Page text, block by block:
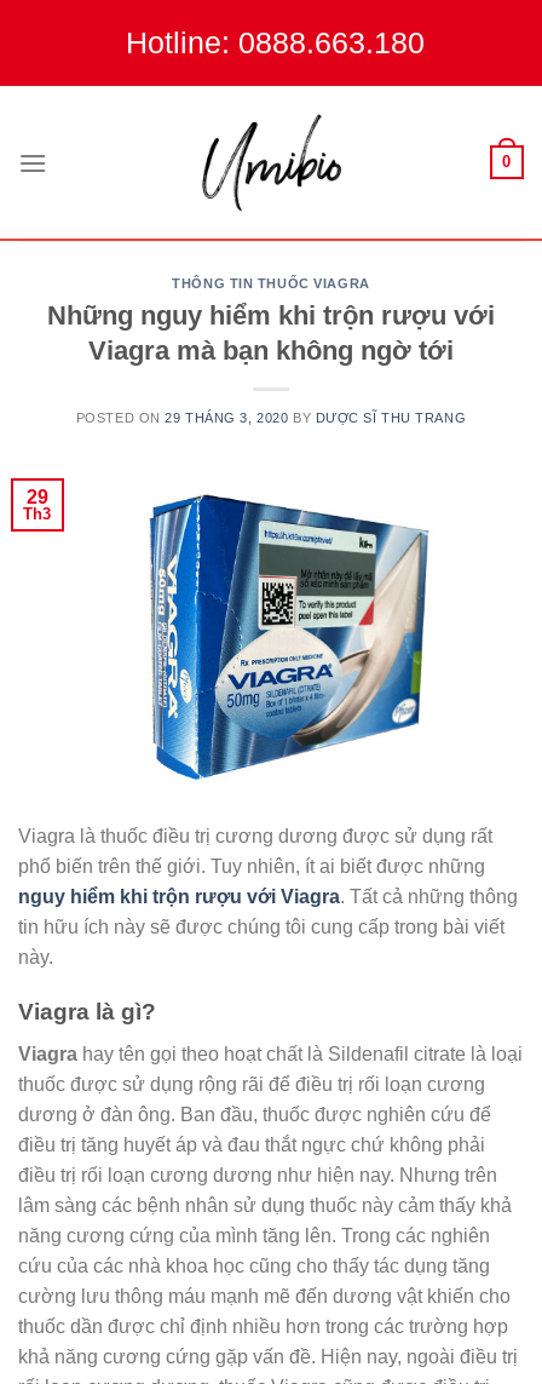
Hotline: 0888.663.180
0
THÔNG TIN THUỐC VIAGRA
Những nguy hiểm khi trộn rượu với
Viagra mà bạn không ngờ tới
POSTED ON29 THÁNG 3, 2020 BY DƯỢC SĨ THU TRANG
29
Th3
Viagra là thuốc điều trị cương dương được sử dụng rất
phổ biến trên thế giới. Tuy nhiên, ít ai biết được những
nguy hiểm khi trộn rượu với Viagra. Tất cả những thông
tin hữu ích này sẽ được chúng tôi cung cấp trong bài viết
này.
Viagra là gì?
Viagra hay tên gọi theo hoạt chất là Sildenafil citrate là loại
thuốc được sử dụng rộng rãi để điều trị rối loạn cương
dương ở đàn ông. Ban đầu, thuốc được nghiên cứu để
điều trị tăng huyết áp và đau thắt ngực chứ không phải
điều trị rối loạn cương dương như hiện nay. Nhưng trên
lâm sàng các bệnh nhân sử dụng thuốc này cảm thấy khả
năng cương cứng của mình tăng lên. Trong các nghiên
cứu của các nhà khoa học cũng cho thấy tác dụng tăng
cường lưu thông máu mạnh mẽ đến dương vật khiến cho
thuốc dần được chỉ định nhiều hơn trong các trường hợp
khả năng cương cứng gặp vấn đề. Hiện nay, ngoài điều trị